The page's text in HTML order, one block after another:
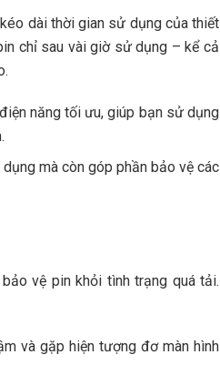
dài thời gian sử dụng của thiết
chỉ sau vài giờ sử dụng – kể cả
năng tối ưu, giúp bạn sử dụng
mà còn góp phần bảo vệ các
vệ pin khỏi tình trạng quá tải.
và gặp hiện tượng đơ màn hình